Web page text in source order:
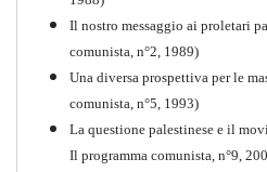
Il nostro messaggio ai proletari
comunista, n°2, 1989)
Una diversa prospettiva per le
comunista, n°5, 1993)
La questione palestinese e il
Il programma comunista, n°9,